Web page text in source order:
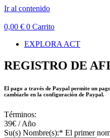
Ir al contenido
0,00 € 0 Carrito
EXPLORA ACT
REGISTRO DE
El pago a través de Paypal permite un
cambiarlo en la configuración de Paypal.
Términos:
39€ / Año
Su(s) Nombre(s):* El primer